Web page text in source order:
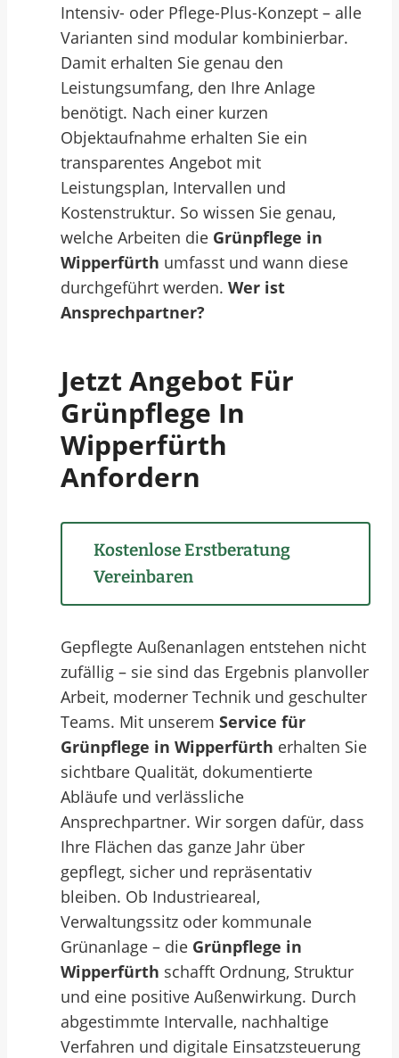
Intensiv- oder Pflege-Plus-Konzept – alle
Varianten sind modular kombinierbar.
Damit erhalten Sie genau den
Leistungsumfang, den Ihre Anlage
benötigt. Nach einer kurzen
Objektaufnahme erhalten Sie ein
transparentes Angebot mit
Leistungsplan, Intervallen und
Kostenstruktur. So wissen Sie genau,
welche Arbeiten die Grünpflege in
Wipperfürth umfasst und wann diese
durchgeführt werden. Wer ist
Ansprechpartner?
Jetzt Angebot Für
Grünpflege In
Wipperfürth
Anfordern
Kostenlose Erstberatung
Vereinbaren
Gepflegte Außenanlagen entstehen nicht
zufällig – sie sind das Ergebnis planvoller
Arbeit, moderner Technik und geschulter
Teams. Mit unserem Service für
Grünpflege in Wipperfürth erhalten Sie
sichtbare Qualität, dokumentierte
Abläufe und verlässliche
Ansprechpartner. Wir sorgen dafür, dass
Ihre Flächen das ganze Jahr über
gepflegt, sicher und repräsentativ
bleiben. Ob Industrieareal,
Verwaltungssitz oder kommunale
Grünanlage – die Grünpflege in
Wipperfürth schafft Ordnung, Struktur
und eine positive Außenwirkung. Durch
abgestimmte Intervalle, nachhaltige
Verfahren und digitale Einsatzsteuerung